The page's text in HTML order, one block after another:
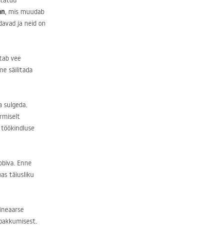
, mis muudab
ja neid on
vee
säilitada
sulgeda.
Enne
täiusliku